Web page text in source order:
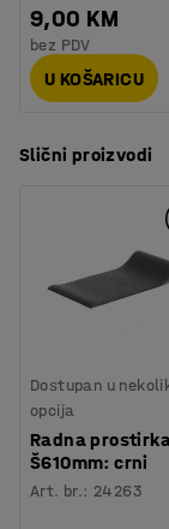
9,00 KM
bez PDV
U KOŠARICU
Slični proizvodi
Dostupan u
opcija
Radna
Š610mm: crni
Art. br.: 24263